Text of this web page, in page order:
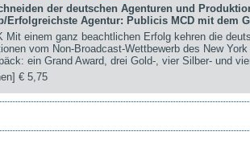
der deutschen Agenturen und
Erfolgreichste Agentur: Publicis MCD mit dem
Mit einem ganz beachtlichen Erfolg kehren die
vom Non-Broadcast-Wettbewerb des New
ein Grand Award, drei Gold-, vier Silber- und
€ 5,75